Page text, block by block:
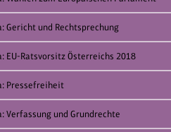
Gericht und Rechtsprechung
EU-Ratsvorsitz Österreichs 2018
Pressefreiheit
Verfassung und Grundrechte